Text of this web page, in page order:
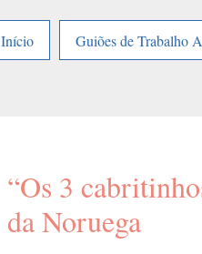
Início
Guiões de Trabalho
“Os 3
da Noruega